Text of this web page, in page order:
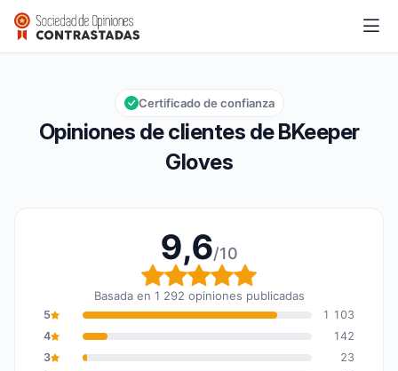
BKeeper Gloves
Calificación global: 9,6 de 10
9,6/10
Opiniones de clientes de BKeeper
Gloves
Certificado de confianza
9,6/10
Calificación global: 9,6
Basada en 1 292 opiniones publicadas
5
1 103
4
142
3
23